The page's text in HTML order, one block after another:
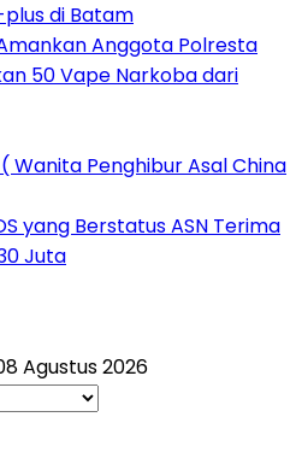
di Batam
Anggota Polresta
50 Vape Narkoba dari
Wanita Penghibur Asal China
yang Berstatus ASN Terima
Juta
Agustus 2026